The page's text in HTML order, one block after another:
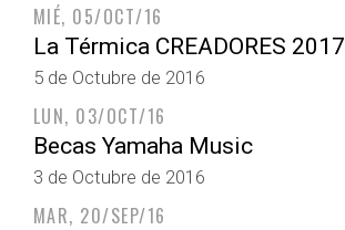
MIÉ, 05/OCT/16
La Térmica CREADORES 2017
5 de Octubre de 2016
LUN, 03/OCT/16
Becas Yamaha Music
3 de Octubre de 2016
MAR, 20/SEP/16